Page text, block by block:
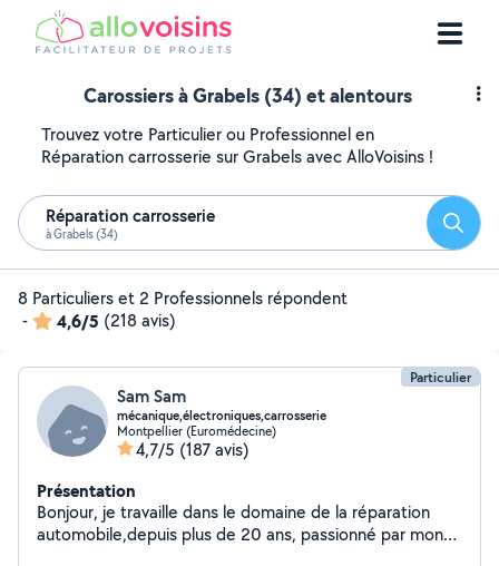
Carossiers à Grabels (34) et alentours
Trouvez votre Particulier ou Professionnel en
Réparation carrosserie sur Grabels avec AlloVoisins !
Réparation carrosserie
à Grabels (34)
8 Particuliers et 2 Professionnels répondent
-
4,6/5 (218 avis)
Particulier
Sam Sam
mécanique,électroniques,carrosserie
Montpellier (Euromédecine)
4,7/5 (187 avis)
Présentation
Bonjour, je travaille dans le domaine de la réparation
automobile,depuis plus de 20 ans, passionné par mon